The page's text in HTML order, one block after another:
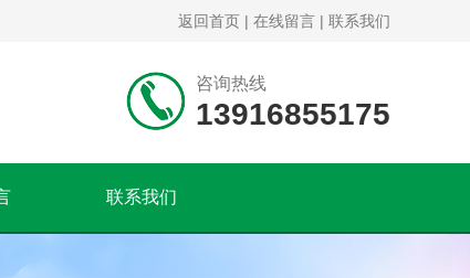
返回首页 | 在线留言 | 联系我们
咨询热线
13916855175
联系我们